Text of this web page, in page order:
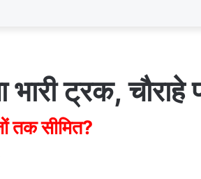
भारी ट्रक, चौराहे
तक सीमित?